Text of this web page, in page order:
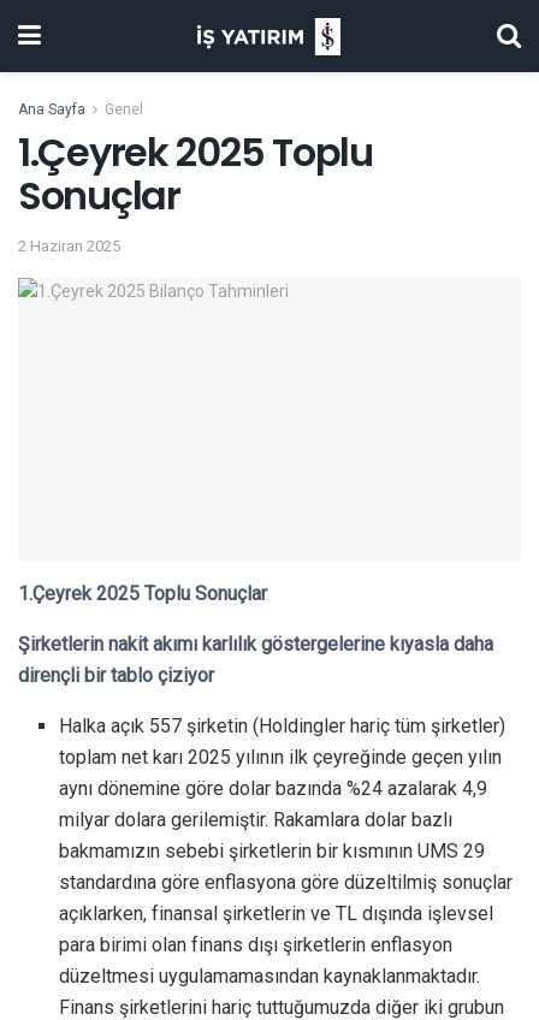
Ana Sayfa Genel
1.Çeyrek 2025 Toplu
Sonuçlar
2 Haziran 2025
1.Çeyrek 2025 Toplu Sonuçlar
Şirketlerin nakit akımı karlılık göstergelerine kıyasla daha
dirençli bir tablo çiziyor
Halka açık 557 şirketin (Holdingler hariç tüm şirketler)
toplam net karı 2025 yılının ilk çeyreğinde geçen yılın
aynı dönemine göre dolar bazında %24 azalarak 4,9
milyar dolara gerilemiştir. Rakamlara dolar bazlı
bakmamızın sebebi şirketlerin bir kısmının UMS 29
standardına göre enflasyona göre düzeltilmiş sonuçlar
açıklarken, finansal şirketlerin ve TL dışında işlevsel
para birimi olan finans dışı şirketlerin enflasyon
düzeltmesi uygulamamasından kaynaklanmaktadır.
Finans şirketlerini hariç tuttuğumuzda diğer iki grubun